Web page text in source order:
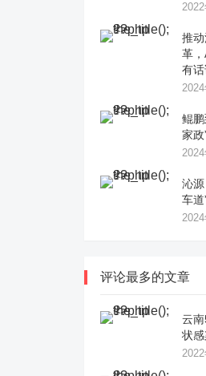
推
革
有话
鲲
家
沁
车道
评论最多的文章
云
状